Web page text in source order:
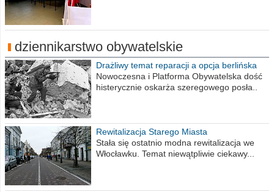
dziennikarstwo obywatelskie
Drażliwy temat reparacji a opcja berlińska
Nowoczesna i Platforma Obywatelska dość
histerycznie oskarża szeregowego posła..
Rewitalizacja Starego Miasta
Stała się ostatnio modna rewitalizacja we
Włocławku. Temat niewątpliwie ciekawy...